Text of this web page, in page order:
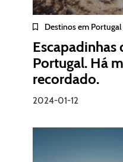
Destinos em Portugal
Escapadinhas
Portugal. Há
recordado.
2024-01-12